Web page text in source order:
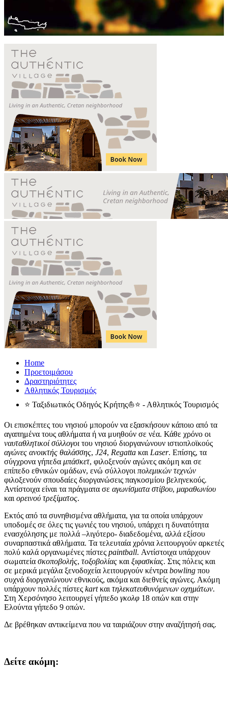
Home
Προετοιμάσου
Δραστηριότητες
Αθλητικός Τουρισμός
⭐ Ταξιδιωτικός Οδηγός Κρήτης⛵⭐ - Αθλητικός Τουρισμός
Οι επισκέπτες του νησιού μπορούν να εξασκήσουν κάποιο από τα
αγαπημένα τους αθλήματα ή να μυηθούν σε νέα. Κάθε χρόνο οι
ναυταθλητικοί σύλλογοι του νησιού διοργανώνουν ιστιοπλοϊκούς
αγώνες ανοικτής θαλάσσης, J24, Regatta και Laser. Επίσης, τα
σύγχρονα γήπεδα μπάσκετ, φιλοξενούν αγώνες ακόμη και σε
επίπεδο εθνικών ομάδων, ενώ σύλλογοι πολεμικών τεχνών
φιλοξενούν σπουδαίες διοργανώσεις παγκοσμίου βεληνεκούς.
Αντίστοιχα είναι τα πράγματα σε αγωνίσματα στίβου, μαραθωνίου
και ορεινού τρεξίματος.
Εκτός από τα συνηθισμένα αθλήματα, για τα οποία υπάρχουν
υποδομές σε όλες τις γωνιές του νησιού, υπάρχει η δυνατότητα
ενασχόλησης με πολλά –λιγότερο- διαδεδομένα, αλλά εξίσου
συναρπαστικά αθλήματα. Τα τελευταία χρόνια λειτουργούν αρκετές
πολύ καλά οργανωμένες πίστες paintball. Αντίστοιχα υπάρχουν
σωματεία σκοποβολής, τοξοβολίας και ξιφασκίας. Στις πόλεις και
σε μερικά μεγάλα ξενοδοχεία λειτουργούν κέντρα bowling που
συχνά διοργανώνουν εθνικούς, ακόμα και διεθνείς αγώνες. Ακόμη
υπάρχουν πολλές πίστες kartκαι τηλεκατευθυνόμενων οχημάτων.
Στη Χερσόνησο λειτουργεί γήπεδο γκολφ 18 οπών και στην
Ελούντα γήπεδο 9 οπών.
Δε βρέθηκαν αντικείμενα που να ταιριάζουν στην αναζήτησή σας.
Δείτε ακόμη: